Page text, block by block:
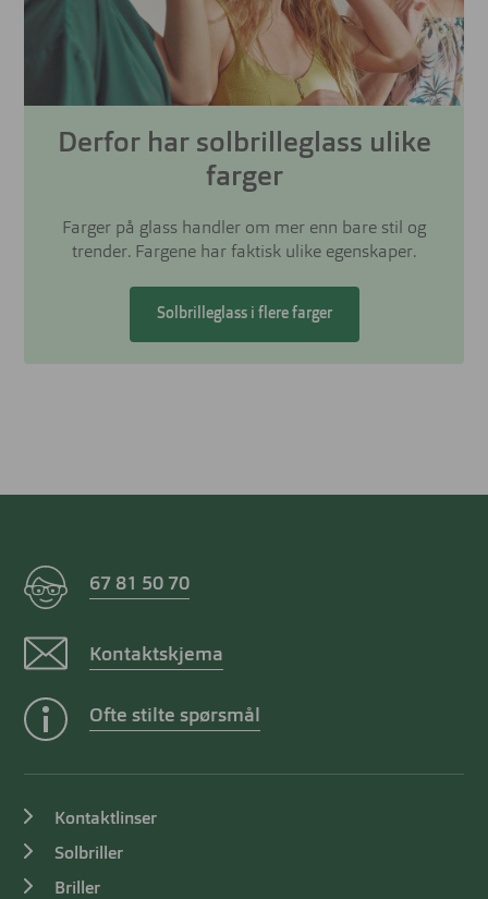
Derfor har solbrilleglass ulike
farger
Farger på glass handler om mer enn bare stil og
trender. Fargene har faktisk ulike egenskaper.
Solbrilleglass i flere farger
67 81 50 70
Kontaktskjema
Ofte stilte spørsmål
Kontaktlinser
Solbriller
Briller